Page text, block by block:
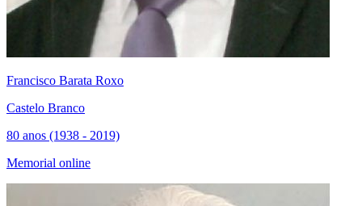
Francisco Barata Roxo
Castelo Branco
80 anos (1938 - 2019)
Memorial online